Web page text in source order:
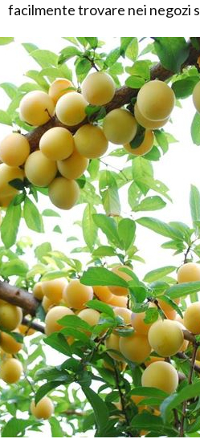
facilmente trovare nei negozi